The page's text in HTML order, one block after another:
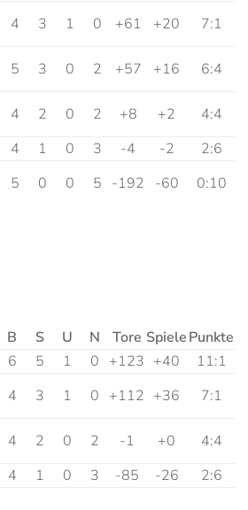
4 3 1 0 +61 +20 7:1
5 3 0 2 +57 +16 6:4
4 2 0 2 +8 +2
4:4
4 1 0 3 -4 -2
2:6
5 0 0 5 -192 -60 0:10
B S U N Tore SpielePunkte
6 5 1 0 +123 +40
11:1
4 3 1 0 +112 +36 7:1
4 2 0 2 -1 +0
4:4
4 1 0 3 -85 -26 2:6